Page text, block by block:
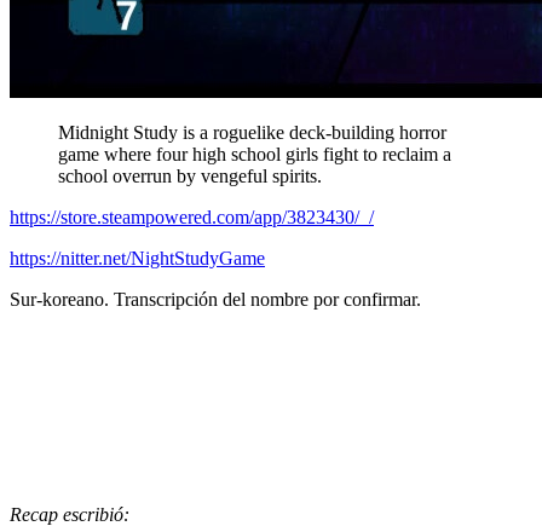
Midnight Study is a roguelike deck-building horror
game where four high school girls fight to reclaim a
school overrun by vengeful spirits.
https://store.steampowered.com/app/3823430/_/
https://nitter.net/NightStudyGame
Sur-koreano. Transcripción del nombre por confirmar.
Recap escribió: